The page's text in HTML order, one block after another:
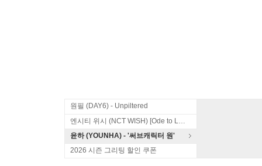
원필 (DAY6) - Unpiltered
엔시티 위시 (NCT WISH) [Ode to Love]
윤하 (YOUNHA) - '써브캐릭터 원'
2026 시즌 그리팅 할인 쿠폰